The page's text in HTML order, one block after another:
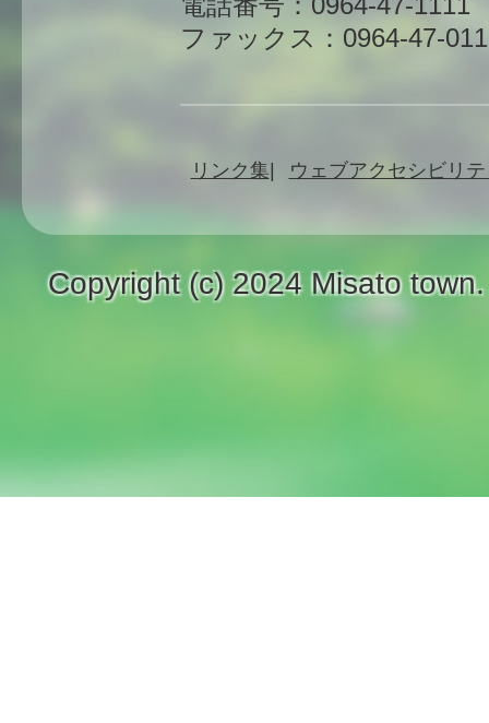
ファックス：0964-47-
リンク集 ウェブアクセシビリ
Copyright (c) 2024 Misato